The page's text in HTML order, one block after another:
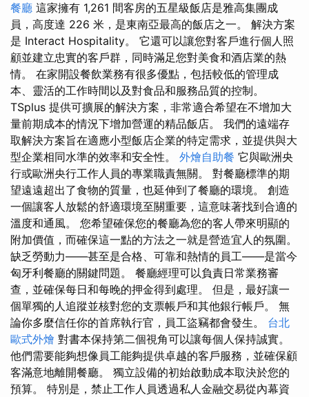
餐廳 這家擁有 1,261 間客房的五星級飯店是雅高集團成
員，高度達 226 米，是東南亞最高的飯店之一。 解決方案
是 Interact Hospitality。 它還可以讓您對客戶進行個人照
顧並建立忠實的客戶群，同時滿足您對美食和酒店業的熱
情。 在家開設餐飲業務有很多優點，包括較低的管理成
本、靈活的工作時間以及對食品和服務品質的控制。
TSplus 提供可擴展的解決方案，非常適合希望在不增加大
量前期成本的情況下增加營運的精品飯店。 我們的遠端存
取解決方案旨在適應小型飯店企業的特定需求，並提供與大
型企業相同水準的效率和安全性。 外燴自助餐 它與歐洲央
行或歐洲央行工作人員的專業職責無關。 對餐廳標準的期
望遠遠超出了食物的質量，也延伸到了餐廳的環境。 創造
一個讓客人放鬆的舒適環境至關重要，這意味著找到合適的
溫度和通風。 您希望確保您的餐廳為您的客人帶來明顯的
附加價值，而確保這一點的方法之一就是營造宜人的氛圍。
缺乏勞動力——甚至是合格、可靠和熱情的員工——是當今
匈牙利餐廳的關鍵問題。 餐廳經理可以負責日常業務審
查，並確保每日和每晚的押金得到處理。 但是，最好讓一
個單獨的人追蹤並核對您的支票帳戶和其他銀行帳戶。 無
論你多麼信任你的首席執行官，員工盜竊都會發生。 台北
歐式外燴 對書本保持第二個視角可以讓每個人保持誠實。
他們需要能夠想像員工能夠提供卓越的客戶服務，並確保顧
客滿意地離開餐廳。 獨立設備的初始啟動成本取決於您的
預算。 特別是，禁止工作人員透過私人金融交易從內幕資